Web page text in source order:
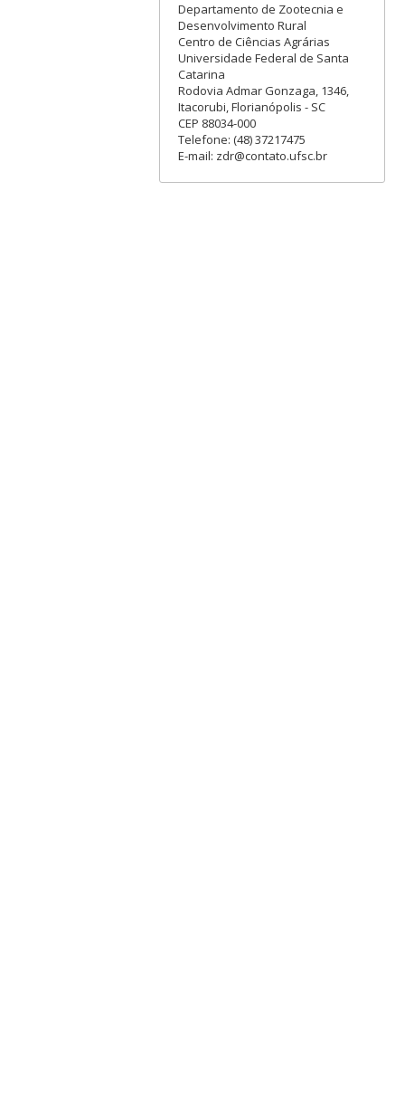
Departamento de Zootecnia e
Desenvolvimento Rural
Centro de Ciências Agrárias
Universidade Federal de Santa
Catarina
Rodovia Admar Gonzaga, 1346,
Itacorubi, Florianópolis - SC
CEP 88034-000
Telefone: (48) 37217475
E-mail: zdr@contato.ufsc.br